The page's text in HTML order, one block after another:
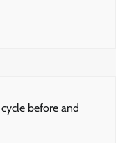
before and